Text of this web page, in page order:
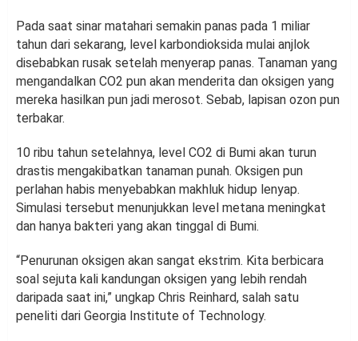
Pada saat sinar matahari semakin panas pada 1 miliar
tahun dari sekarang, level karbondioksida mulai anjlok
disebabkan rusak setelah menyerap panas. Tanaman yang
mengandalkan CO2 pun akan menderita dan oksigen yang
mereka hasilkan pun jadi merosot. Sebab, lapisan ozon pun
terbakar.
10 ribu tahun setelahnya, level CO2 di Bumi akan turun
drastis mengakibatkan tanaman punah. Oksigen pun
perlahan habis menyebabkan makhluk hidup lenyap.
Simulasi tersebut menunjukkan level metana meningkat
dan hanya bakteri yang akan tinggal di Bumi.
“Penurunan oksigen akan sangat ekstrim. Kita berbicara
soal sejuta kali kandungan oksigen yang lebih rendah
daripada saat ini,” ungkap Chris Reinhard, salah satu
peneliti dari Georgia Institute of Technology.